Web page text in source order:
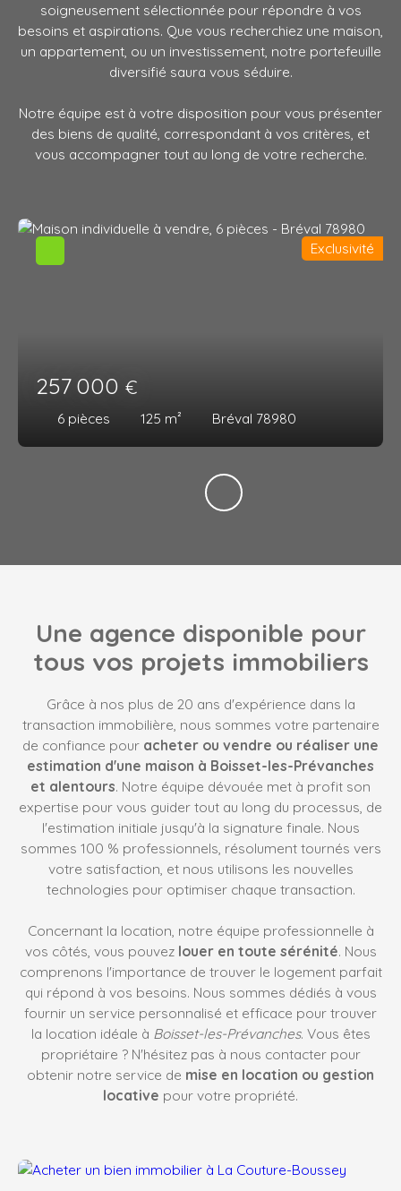
soigneusement sélectionnée pour répondre à vos
besoins et aspirations. Que vous recherchiez une maison,
un appartement, ou un investissement, notre portefeuille
diversifié saura vous séduire.
Notre équipe est à votre disposition pour vous présenter
des biens de qualité, correspondant à vos critères, et
vous accompagner tout au long de votre recherche.
257 000 €
6 pièces 125 m² Bréval 78980
Exclusivité
Une agence disponible pour
tous vos projets immobiliers
Grâce à nos plus de 20 ans d'expérience dans la
transaction immobilière, nous sommes votre partenaire
de confiance pour acheter ou vendre ou réaliser une
estimation d'une maison à Boisset-les-Prévanches
et alentours. Notre équipe dévouée met à profit son
expertise pour vous guider tout au long du processus, de
l'estimation initiale jusqu'à la signature finale. Nous
sommes 100 % professionnels, résolument tournés vers
votre satisfaction, et nous utilisons les nouvelles
technologies pour optimiser chaque transaction.
Concernant la location, notre équipe professionnelle à
vos côtés, vous pouvez louer en toute sérénité. Nous
comprenons l'importance de trouver le logement parfait
qui répond à vos besoins. Nous sommes dédiés à vous
fournir un service personnalisé et efficace pour trouver
la location idéale à Boisset-les-Prévanches. Vous êtes
propriétaire ? N'hésitez pas à nous contacter pour
obtenir notre service de mise en location ou gestion
locative pour votre propriété.